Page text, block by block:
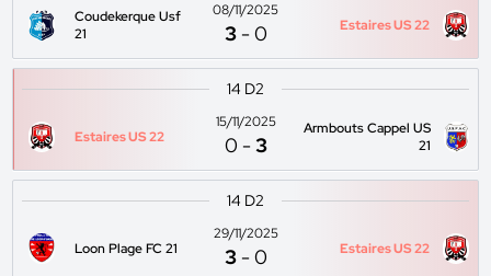
Coudekerque Usf
21
08/11/2025
3 -0 Estaires US 22
14 D2
Estaires US 22
15/11/2025
0 -3
Armbouts Cappel US
21
14 D2
Loon Plage FC 21
29/11/2025
3 -0 Estaires US 22